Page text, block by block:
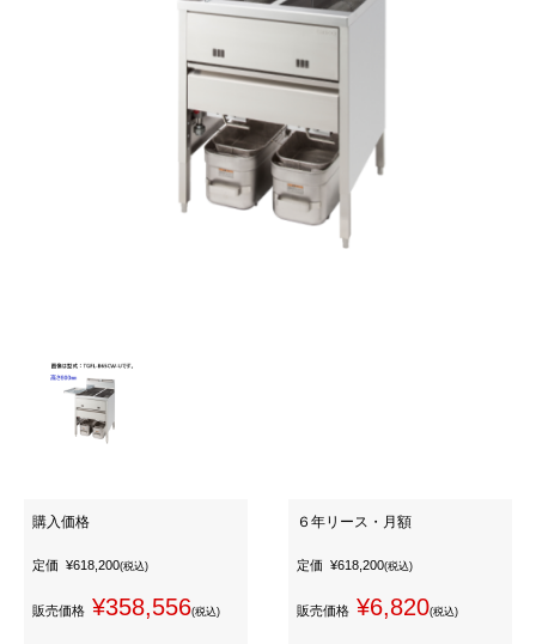
購入価格
定価 ¥618,200(税込)
販売価格 ¥358,556(税込)
６年リース・月額
定価 ¥618,200(税込)
販売価格 ¥6,820(税込)